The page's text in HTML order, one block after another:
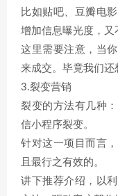
比如贴吧、豆瓣电
增加信息曝光度，又
这里需要注意，当
来成交。毕竟我们还
3.裂变营销
裂变的方法有几种
信小程序裂变。
针对这一项目而言
且最行之有效的。
讲下推荐介绍，以